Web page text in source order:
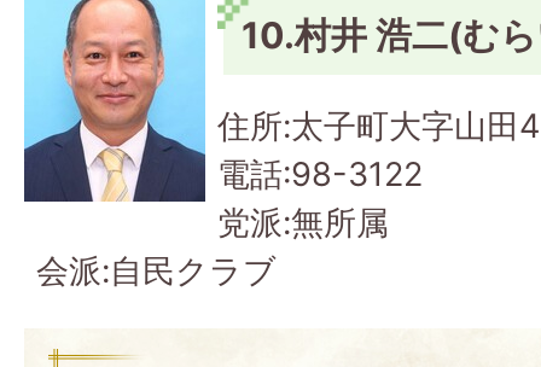
10.村井 浩二(む
住所:太子町大字山田
電話:98-3122
党派:無所属
会派:自民クラブ